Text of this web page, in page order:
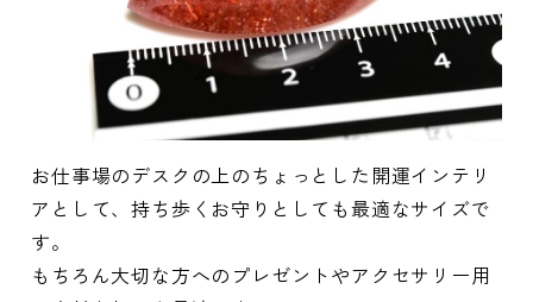
お仕事場のデスクの上のちょっとした開運インテリ
アとして、持ち歩くお守りとしても最適なサイズで
す。
もちろん大切な方へのプレゼントやアクセサリー用